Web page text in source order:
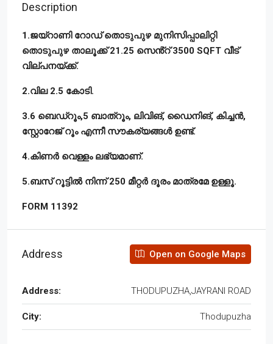
Description
1.ജയ്റാണി റോഡ് തൊടുപുഴ മുനിസിപ്പാലിറ്റി
തൊടുപുഴ താലൂക്ക് 21.25 സെൻ്റ് 3500 SQFT വീട്
വില്പനയ്ക്ക്.
2.വില 2.5 കോടി.
3.6 ബെഡ്റൂം,5 ബാത്റൂം, ലിവിങ്, ഡൈനിങ്, കിച്ചൻ,
സ്റ്റോറേജ് റൂം എന്നീ സൗകര്യങ്ങൾ ഉണ്ട്.
4.കിണർ വെള്ളം ലഭ്യമാണ്.
5.ബസ് റൂട്ടിൽ നിന്ന് 250 മീറ്റർ ദൂരം മാത്രമേ ഉള്ളൂ.
FORM 11392
Address Open on Google Maps
Address: THODUPUZHA,JAYRANI ROAD
City: Thodupuzha